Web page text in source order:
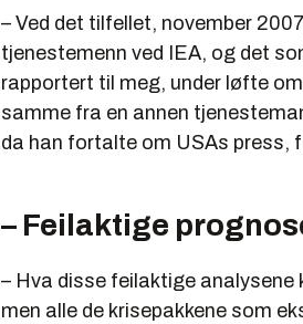
– Ved det tilfellet, november
tjenestemenn ved IEA, og det
rapportert til meg, under løfte
samme fra en annen
da han fortalte om USAs press,
– Feilaktige
– Hva disse feilaktige analysene
men alle de krisepakkene som